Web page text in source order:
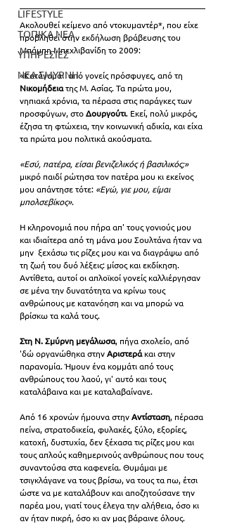
LIFESTYLE
ΤΟΠΙΚΑ ΝΕΑ
ΥΠΗΡΕΣΙΕΣ
ΝΕΑ ΣΜΥΡΝΗ
Ακολουθεί κείμενο από ντοκυμαντέρ*, που είχε
προβληθεί στην εκδήλωση βράβευσης του
Μπάμπη Μπεχλιβανίδη το 2009:
«Κατάγομαι  από γονείς πρόσφυγες, από τη
Νικομήδεια της Μ. Ασίας. Τα πρώτα μου,
νηπιακά χρόνια, τα πέρασα στις παράγκες των
προσφύγων, στο Δουργούτι. Εκεί, πολύ μικρός,
έζησα τη φτώχεια, την κοινωνική αδικία, και είχα
τα πρώτα μου πολιτικά ακούσματα.
«Εσύ, πατέρα, είσαι βενιζελικός ή βασιλικός;»
μικρό παιδί ρώτησα τον πατέρα μου κι εκείνος
μου απάντησε τότε: «Εγώ, γιε μου, είμαι
μπολσεβίκος».
Η κληρονομιά που πήρα απ' τους γονιούς μου
και ιδιαίτερα από τη μάνα μου Σουλτάνα ήταν να
μην  ξεχάσω τις ρίζες μου και να διαγράψω από
τη ζωή του δυό λέξεις: μίσος και εκδίκηση.
Αντίθετα, αυτοί οι απλοϊκοί γονείς καλλιέργησαν
σε μένα την δυνατότητα να κρίνω τους
ανθρώπους με κατανόηση και να μπορώ να
βρίσκω τα καλά τους.
Στη Ν. Σμύρνη μεγάλωσα, πήγα σχολείο, από
'δώ οργανώθηκα στην Αριστερά και στην
παρανομία. Ήμουν ένα κομμάτι από τους
ανθρώπους του λαού, γι' αυτό και τους
καταλάβαινα και με καταλαβαίνανε.
Από 16 χρονών ήμουνα στην Αντίσταση, πέρασα
πείνα, στρατοδικεία, φυλακές, ξύλο, εξορίες,
κατοχή, δυστυχία, δεν ξέχασα τις ρίζες μου και
τους απλούς καθημερινούς ανθρώπους που τους
συναντούσα στα καφενεία. Θυμάμαι με
τσιγκλάγανε να τους βρίσω, να τους τα πω, έτσι
ώστε να με καταλάβουν και αποζητούσανε την
παρέα μου, γιατί τους έλεγα την αλήθεια, όσο κι
αν ήταν πικρή, όσο κι αν μας βάραινε όλους.